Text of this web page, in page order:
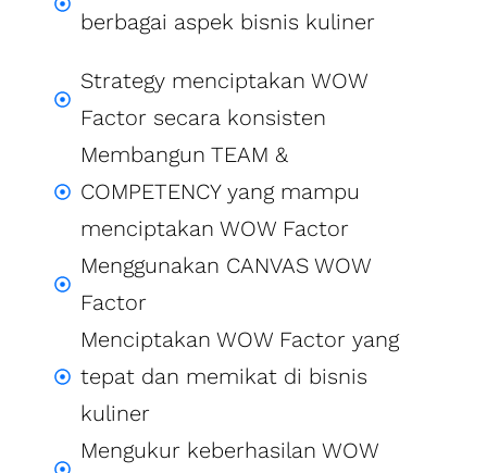
berbagai aspek bisnis kuliner
Strategy menciptakan WOW
Factor secara konsisten
Membangun TEAM &
COMPETENCY yang mampu
menciptakan WOW Factor
Menggunakan CANVAS WOW
Factor
Menciptakan WOW Factor yang
tepat dan memikat di bisnis
kuliner
Mengukur keberhasilan WOW